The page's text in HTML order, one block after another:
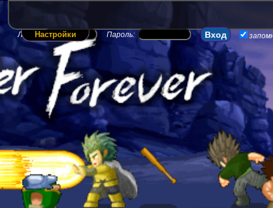
Логин: Пароль:
Настройки